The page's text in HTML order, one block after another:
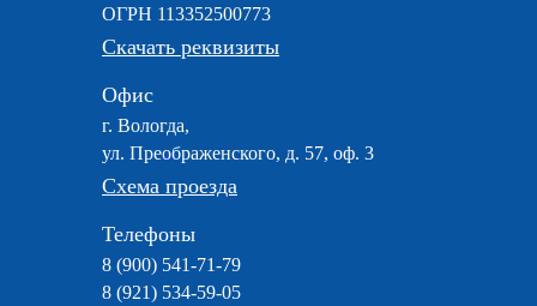
ОГРН 113352500773
Скачать реквизиты
Офис
г. Вологда,
ул. Преображенского, д. 57, оф. 3
Схема проезда
Телефоны
8 (900) 541-71-79
8 (921) 534-59-05